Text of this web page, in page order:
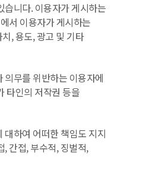
습니다. 이용자가 게시하는
서 이용자가 게시하는
, 용도, 광고 및 기타
무를 위반하는 이용자에
타인의 저작권 등을
하여 어떠한 책임도 지지
간접, 부수적, 징벌적,